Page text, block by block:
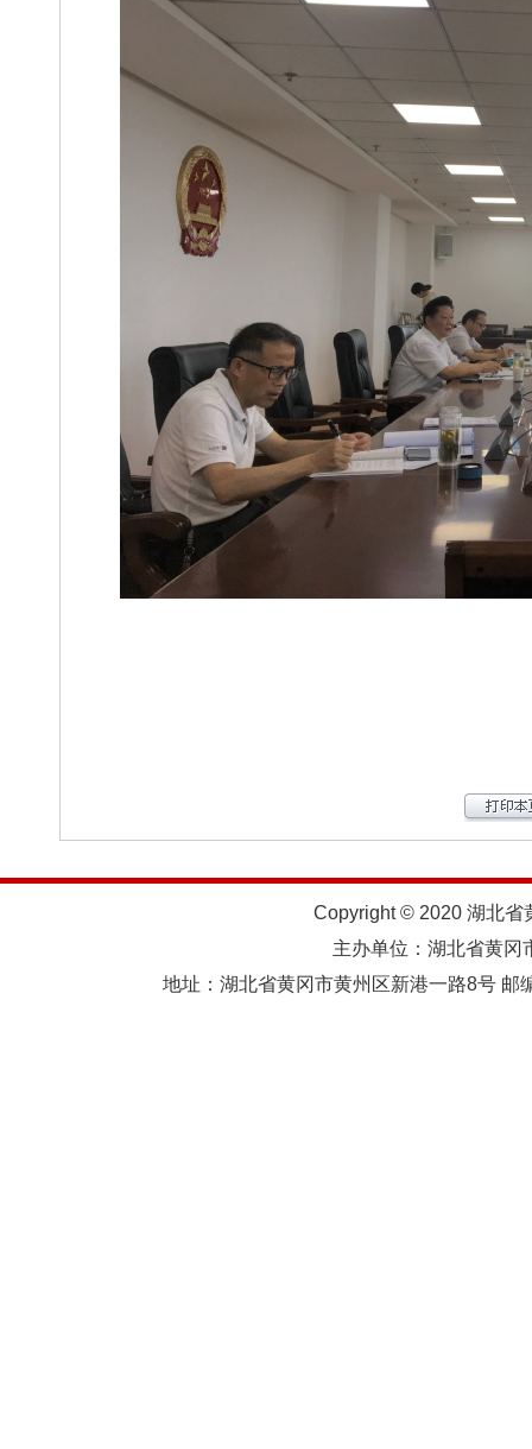
Copyright © 2020 湖北省
主办单位：湖北省黄
地址：湖北省黄冈市黄州区新港一路8号